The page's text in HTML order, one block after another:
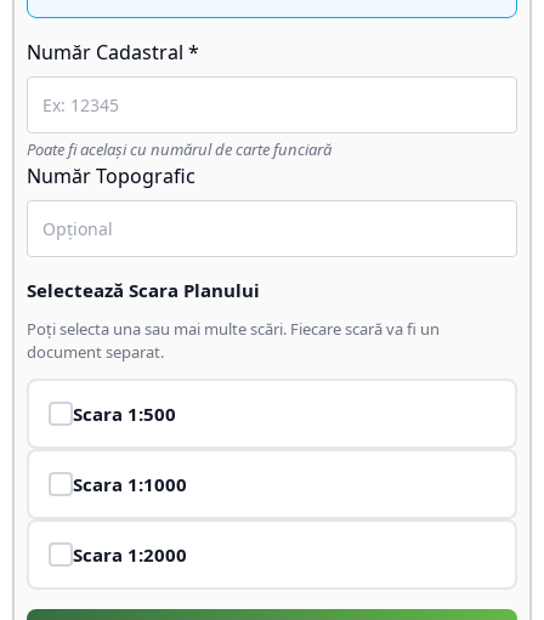
Număr Cadastral *
Poate fi același cu numărul de carte funciară
Număr Topografic
Selectează Scara Planului
Poți selecta una sau mai multe scări. Fiecare scară va fi un
document separat.
Scara 1:500
Scara 1:1000
Scara 1:2000